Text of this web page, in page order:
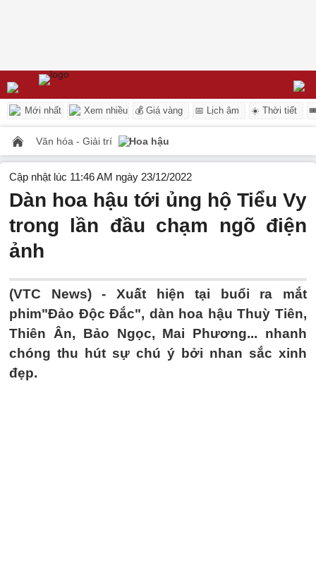
Mới nhất Xem nhiều 💰 Giá vàng 📅 Lịch âm ☀️ Thời tiết
Văn hóa - Giải trí Hoa hậu
Cập nhật lúc 11:46 AM ngày 23/12/2022
Dàn hoa hậu tới ủng hộ Tiểu Vy
trong lần đầu chạm ngõ điện
ảnh
(VTC News) - Xuất hiện tại buổi ra mắt
phim"Đảo Độc Đắc", dàn hoa hậu Thuỳ Tiên,
Thiên Ân, Bảo Ngọc, Mai Phương... nhanh
chóng thu hút sự chú ý bởi nhan sắc xinh
đẹp.